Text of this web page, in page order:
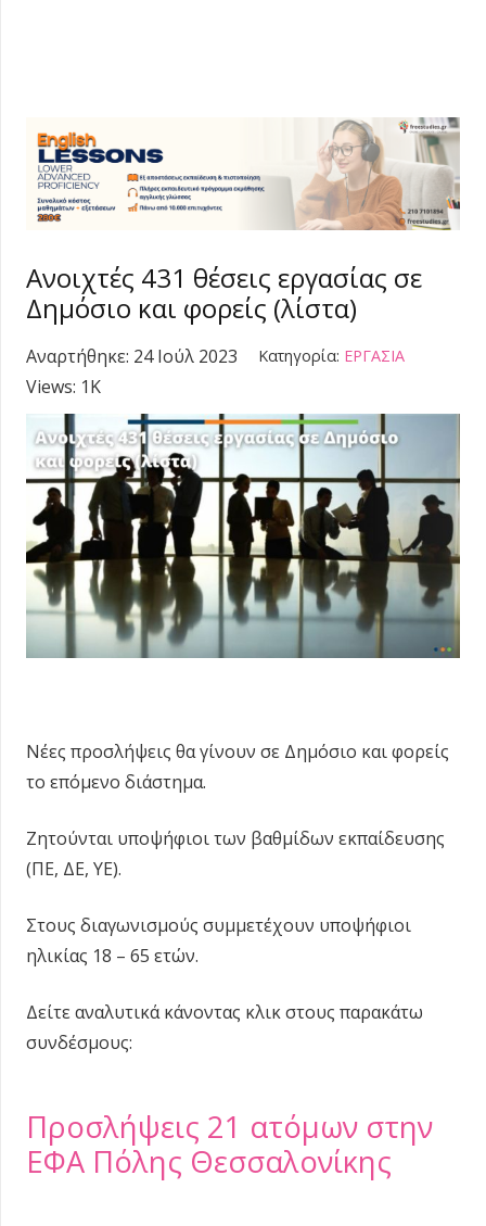
Ανοιχτές 431 θέσεις εργασίας σε
Δημόσιο και φορείς (λίστα)
Αναρτήθηκε: 24 Ιούλ 2023 Κατηγορία: ΕΡΓΑΣΙΑ
Views: 1K
Νέες προσλήψεις θα γίνουν σε Δημόσιο και φορείς
το επόμενο διάστημα.
Ζητούνται υποψήφιοι των βαθμίδων εκπαίδευσης
(ΠΕ, ΔΕ, ΥΕ).
Στους διαγωνισμούς συμμετέχουν υποψήφιοι
ηλικίας 18 – 65 ετών.
Δείτε αναλυτικά κάνοντας κλικ στους παρακάτω
συνδέσμους:
Προσλήψεις 21 ατόμων στην
ΕΦΑ Πόλης Θεσσαλονίκης